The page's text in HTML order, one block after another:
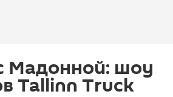
Мадонной: шоу
Tallinn Truck